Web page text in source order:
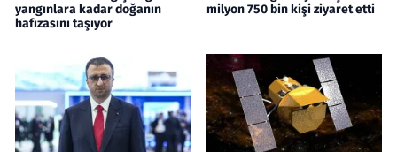
yangınlara kadar doğanın
hafızasını taşıyor
milyon 750 bin kişi ziyaret etti